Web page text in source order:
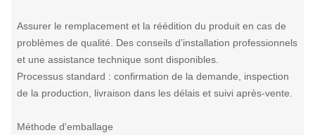
Assurer le remplacement et la réédition du produit en cas de
problèmes de qualité. Des conseils d’installation professionnels
et une assistance technique sont disponibles.
Processus standard : confirmation de la demande, inspection
de la production, livraison dans les délais et suivi après-vente.
Méthode d'emballage